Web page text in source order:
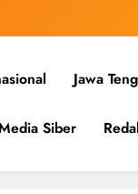
Jawa
Siber